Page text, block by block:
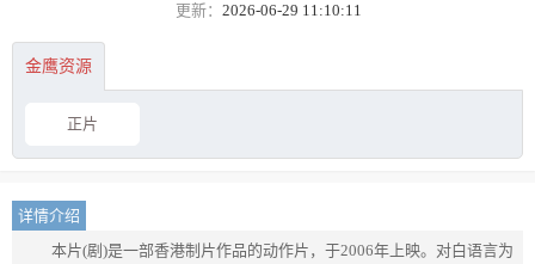
更新： 2026-06-29 11:10:11
金鹰资源
正片
详情介绍
本片(剧)是一部香港制片作品的动作片，于2006年上映。对白语言为